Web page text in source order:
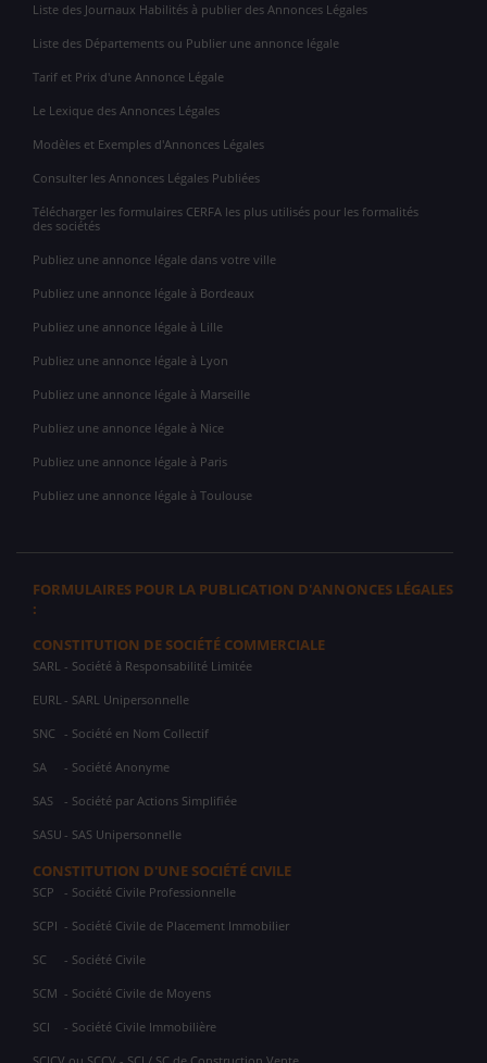
Liste des Journaux Habilités à publier des Annonces Légales
Liste des Départements ou Publier une annonce légale
Tarif et Prix d'une Annonce Légale
Le Lexique des Annonces Légales
Modèles et Exemples d'Annonces Légales
Consulter les Annonces Légales Publiées
Télécharger les formulaires CERFA les plus utilisés pour les formalités
des sociétés
Publiez une annonce légale dans votre ville
Publiez une annonce légale à Bordeaux
Publiez une annonce légale à Lille
Publiez une annonce légale à Lyon
Publiez une annonce légale à Marseille
Publiez une annonce légale à Nice
Publiez une annonce légale à Paris
Publiez une annonce légale à Toulouse
FORMULAIRES POUR LA PUBLICATION D'ANNONCES LÉGALES
:
CONSTITUTION DE SOCIÉTÉ COMMERCIALE
SARL - Société à Responsabilité Limitée
EURL - SARL Unipersonnelle
SNC - Société en Nom Collectif
SA - Société Anonyme
SAS - Société par Actions Simplifiée
SASU - SAS Unipersonnelle
CONSTITUTION D'UNE SOCIÉTÉ CIVILE
SCP - Société Civile Professionnelle
SCPI - Société Civile de Placement Immobilier
SC - Société Civile
SCM - Société Civile de Moyens
SCI - Société Civile Immobilière